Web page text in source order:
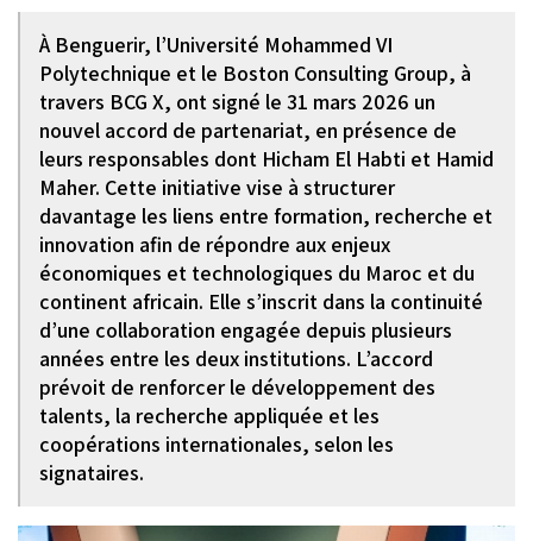
À Benguerir, l’Université Mohammed VI
Polytechnique et le Boston Consulting Group, à
travers BCG X, ont signé le 31 mars 2026 un
nouvel accord de partenariat, en présence de
leurs responsables dont Hicham El Habti et Hamid
Maher. Cette initiative vise à structurer
davantage les liens entre formation, recherche et
innovation afin de répondre aux enjeux
économiques et technologiques du Maroc et du
continent africain. Elle s’inscrit dans la continuité
d’une collaboration engagée depuis plusieurs
années entre les deux institutions. L’accord
prévoit de renforcer le développement des
talents, la recherche appliquée et les
coopérations internationales, selon les
signataires.